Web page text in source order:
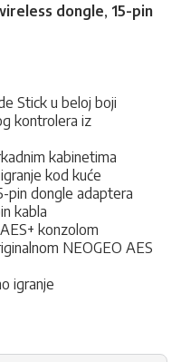
dongle, 15-pin
Stick u beloj boji
kontrolera iz
kabinetima
kod kuće
pin dongle adaptera
kabla
konzolom
NEOGEO AES
igranje